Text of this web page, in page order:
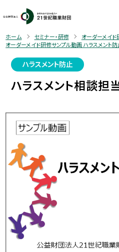
ホーム セミナー・研修
オーダーメイ
オーダーメイド研修サンプル動画 ハラスメント
ハラスメント防止
ハラスメント相談担